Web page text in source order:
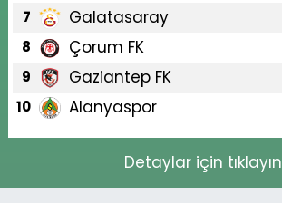
7 Galatasaray
8 Çorum FK
9 Gaziantep FK
10 Alanyaspor
Detaylar için tıklayın